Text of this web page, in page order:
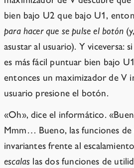
bien bajo U2 que bajo U1,
para hacer que se pulse el botón
asustar al usuario). Y viceversa:
es más fácil puntuar bien bajo
entonces un maximizador de V
usuario presione el botón.
«Oh», dice el informático.
Mmm… Bueno, las funciones
invariantes frente al
escalas las dos funciones de